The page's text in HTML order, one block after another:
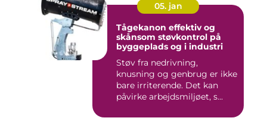
05. jan
Tågekanon effektiv og
skånsom støvkontrol på
byggeplads og i industri
Støv fra nedrivning,
knusning og genbrug er ikke
bare irriterende. Det kan
påvirke arbejdsmiljøet, s...